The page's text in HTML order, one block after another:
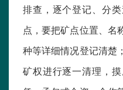
排查，逐个登记、分
点，要把矿点位置、名
种等详细情况登记清楚
矿权进行逐一清理，